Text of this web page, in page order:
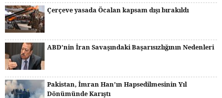
Çerçeve yasada Öcalan kapsam dışı bırakıldı
ABD’nin İran Savaşındaki Başarısızlığının Nedenleri
Pakistan, İmran Han’ın Hapsedilmesinin Yıl
Dönümünde Karıştı